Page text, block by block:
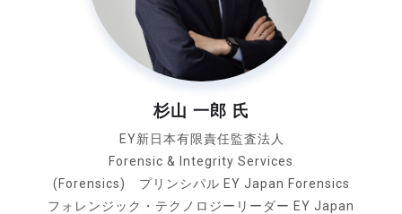
杉山 一郎 氏
EY新日本有限責任監査法人
Forensic & Integrity Services
(Forensics) プリンシパル EY Japan Forensics
フォレンジック・テクノロジーリーダー EY Japan